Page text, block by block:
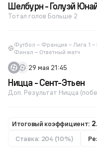
Шелбурн - Голуэй
Тотал голов Больше 2
Футбол – Франция – Лига 1
Финал – Ответный матч
29 мая 21:45
Ницца - Сент-Этьен
Доп. Результат Ницца
Итоговый коэффициент:
Ставка: 204 (10%)